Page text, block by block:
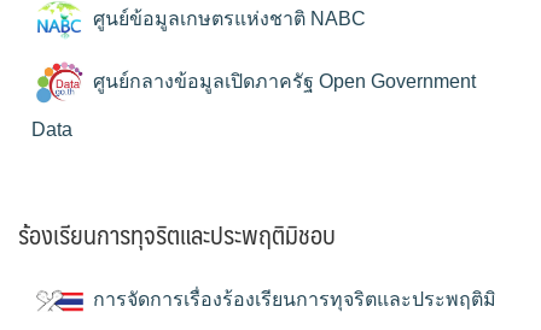
ศูนย์ข้อมูลเกษตรแห่งชาติ NABC
ศูนย์กลางข้อมูลเปิดภาครัฐ Open Government
Data
ร้องเรียนการทุจริตและประพฤติมิชอบ
การจัดการเรื่องร้องเรียนการทุจริตและประพฤติมิ